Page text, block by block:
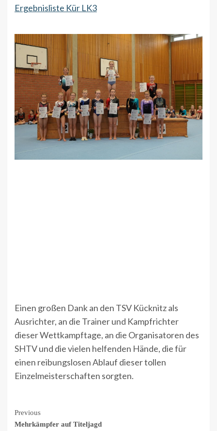
Ergebnisliste Kür LK3
Einen großen Dank an den TSV Kücknitz als
Ausrichter, an die Trainer und Kampfrichter
dieser Wettkampftage, an die Organisatoren des
SHTV und die vielen helfenden Hände, die für
einen reibungslosen Ablauf dieser tollen
Einzelmeisterschaften sorgten.
Continue
Previous
Mehrkämpfer auf Titeljagd